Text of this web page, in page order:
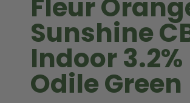
Fleur
Sunshine
Indoor 3.2%
Odile Green